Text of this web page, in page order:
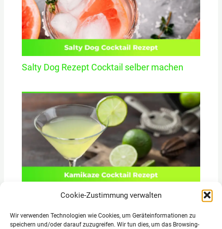
Cookie-Zustimmung verwalten
Wir verwenden Technologien wie Cookies, um Geräteinformationen zu
speichern und/oder darauf zuzugreifen. Wir tun dies, um das Browsing-
Salty Dog Rezept Cocktail selber machen
Kamikaze Rezept Cocktail selber machen